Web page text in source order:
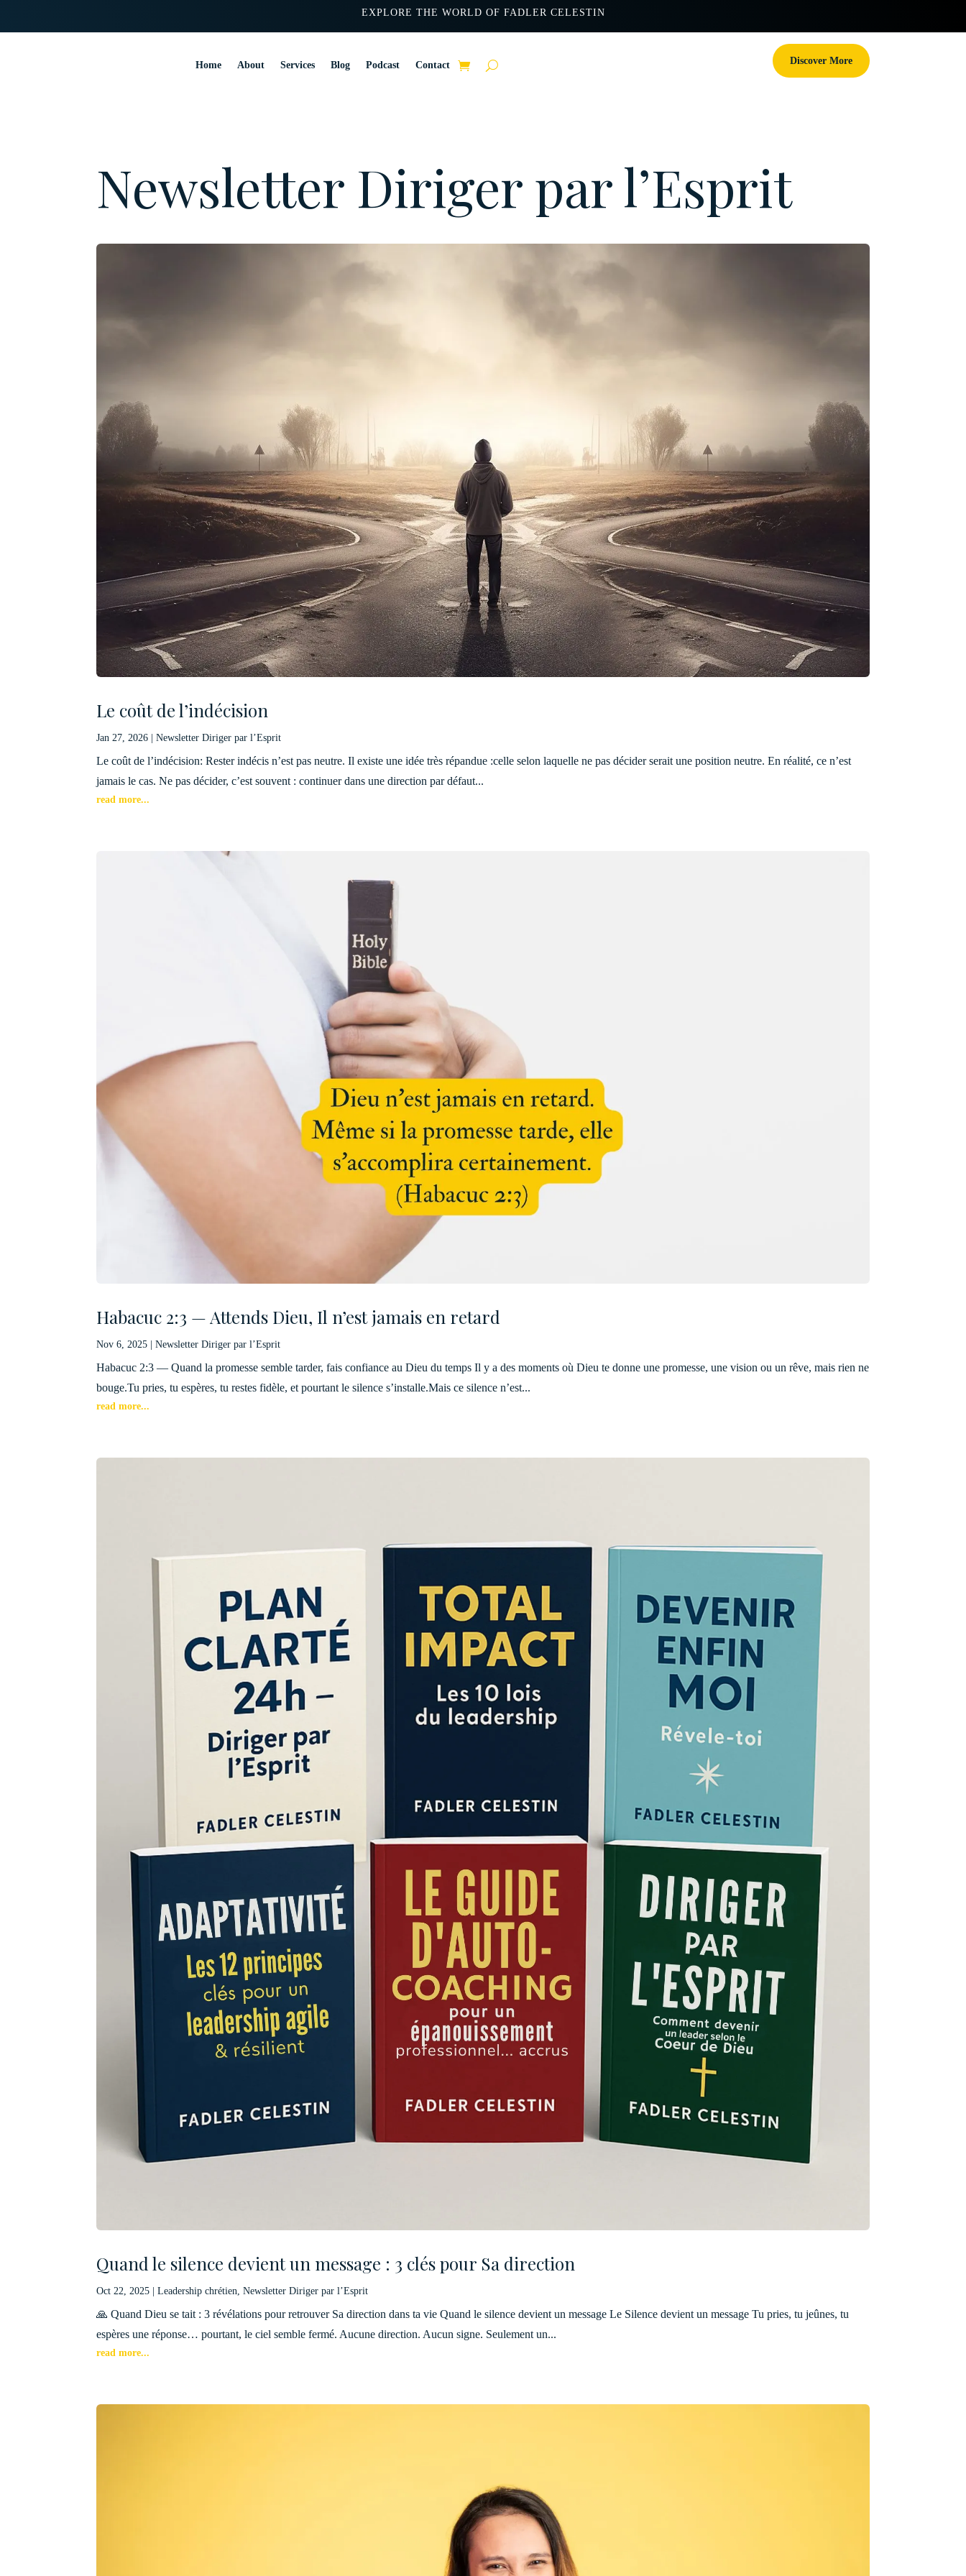
EXPLORE THE WORLD OF FADLER CELESTIN
Home About Services Blog Podcast Contact Discover More
Newsletter Diriger par l’Esprit
Le coût de l’indécision
Jan 27, 2026 |Newsletter Diriger par l’Esprit
Le coût de l’indécision: Rester indécis n’est pas neutre. Il existe une idée très répandue :celle selon laquelle ne pas décider serait une position neutre. En réalité, ce n’est
jamais le cas. Ne pas décider, c’est souvent : continuer dans une direction par défaut...
read more...
Habacuc 2:3 — Attends Dieu, Il n’est jamais en retard
Nov 6, 2025 |Newsletter Diriger par l’Esprit
Habacuc 2:3 — Quand la promesse semble tarder, fais confiance au Dieu du temps Il y a des moments où Dieu te donne une promesse, une vision ou un rêve, mais rien ne
bouge.Tu pries, tu espères, tu restes fidèle, et pourtant le silence s’installe.Mais ce silence n’est...
read more...
Quand le silence devient un message : 3 clés pour Sa direction
Oct 22, 2025 |Leadership chrétien,Newsletter Diriger par l’Esprit
🙏 Quand Dieu se tait : 3 révélations pour retrouver Sa direction dans ta vie Quand le silence devient un message Le Silence devient un message Tu pries, tu jeûnes, tu
espères une réponse… pourtant, le ciel semble fermé. Aucune direction. Aucun signe. Seulement un...
read more...